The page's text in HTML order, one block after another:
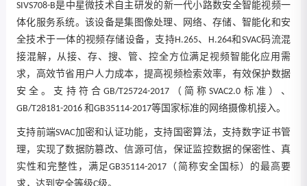
SIVS708-B是中星微技术自主研发的新一代小路数安全智能视频一
体化服务系统。该设备是集图像处理、网络、存储、智能化和安
全技术于一体的视频存储设备，支持H.265、H.264和SVAC码流混
接混解，从接、存、搜、管、控全方位满足视频智能化应用需
求，高效节省用户人力成本，提高视频检索效率，有效保护数据
安全。支持符合GB/T25724-2017（简称SVAC2.0标准）、
GB/T28181-2016 和GB35114-2017等国家标准的网络摄像机接入。
支持前端SVAC加密和认证功能，支持国密算法，支持数字证书管
理，实现了数据防篡改、信源可信，保证监控数据的保密性、真
实性和完整性，满足GB35114-2017（简称安全国标）的最高要